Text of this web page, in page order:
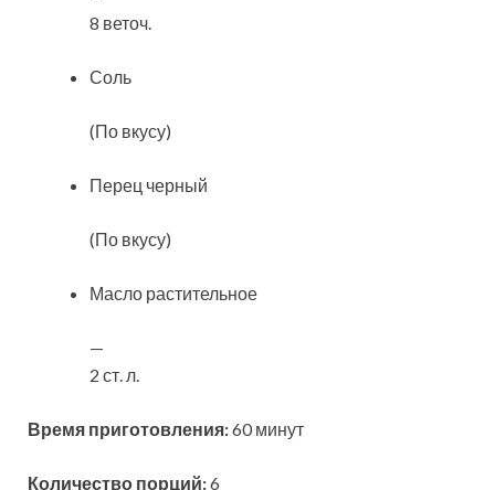
8 веточ.
Соль
(По вкусу)
Перец черный
(По вкусу)
Масло растительное
—
2 ст. л.
Время приготовления:60 минут
Количество порций:6